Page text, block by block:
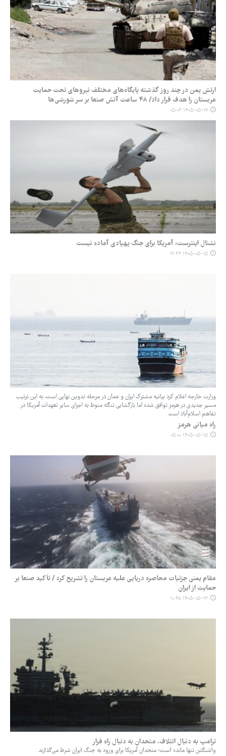
ارتش یمن در چند روز گذشته پایگاه‌های مختلف نیروهای تحت حمایت
عربستان را هدف قرار داد/ ۴۸ ساعت آتش صنعا بر سر شورشی‌ها
۱۴۰۵-۰۵-۱۷ ۰۵:۰۳
نشنال اینترست: آمریکا برای جنگ پهپادی آماده نیست
۱۴۰۵-۰۵-۱۵ ۱۶:۳۲
وزارت خارجه اعلام کرد بیانیه مشترک ایران و عمان در مرحله تدوین نهایی است، به این ترتیب
مسیر جدیدی در هرمز توافق شده اما بازگشایی تنگه منوط به اجرای سایر تعهدات آمریکا در
تفاهم اسلام‌آباد است
راه میانی هرمز
۱۴۰۵-۰۵-۱۵ ۰۵:۰۰
مقام یمنی جزئیات محاصره دریایی علیه عربستان را تشریح کرد / تأکید صنعا بر
حمایت از ایران
۱۴۰۵-۰۵-۱۳ ۱۰:۴۸
ترامپ به دنبال ائتلاف، متحدان به دنبال راه فرار
واشنگتن تنها مانده است؛ متحدان آمریکا برای ورود به جنگ ایران شرط می‌گذارند